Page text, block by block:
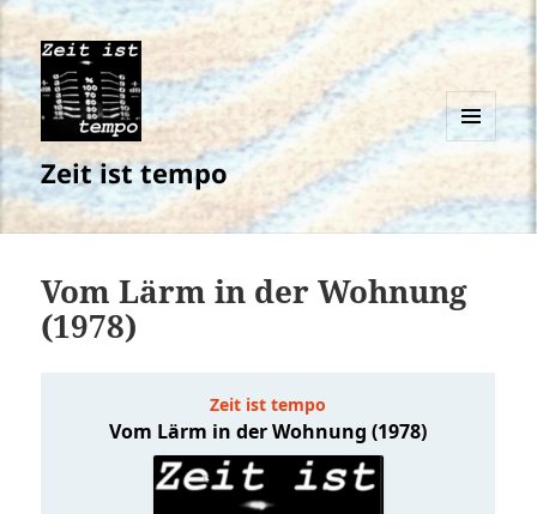
Zeit ist tempo
MENÜ
WIDGETS
Vom Lärm in der Wohnung
(1978)